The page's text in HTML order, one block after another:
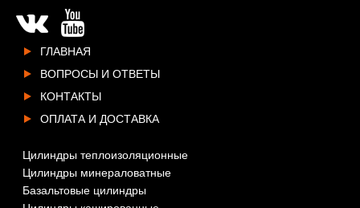
ГЛАВНАЯ
ВОПРОСЫ И ОТВЕТЫ
КОНТАКТЫ
ОПЛАТА И ДОСТАВКА
Цилиндры теплоизоляционные
Цилиндры минераловатные
Базальтовые цилиндры